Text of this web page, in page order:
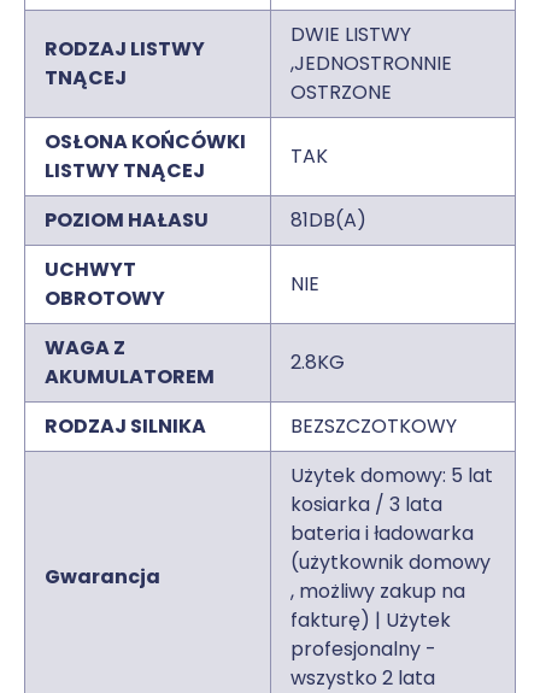
RODZAJ LISTWY
TNĄCEJ
DWIE LISTWY
,JEDNOSTRONNIE
OSTRZONE
OSŁONA KOŃCÓWKI
LISTWY TNĄCEJ
TAK
POZIOM HAŁASU
81DB(A)
UCHWYT
OBROTOWY
NIE
WAGA Z
AKUMULATOREM
2.8KG
RODZAJ SILNIKA BEZSZCZOTKOWY
Gwarancja
Użytek domowy: 5 lat
kosiarka / 3 lata
bateria i ładowarka
(użytkownik domowy
, możliwy zakup na
fakturę) | Użytek
profesjonalny -
wszystko 2 lata